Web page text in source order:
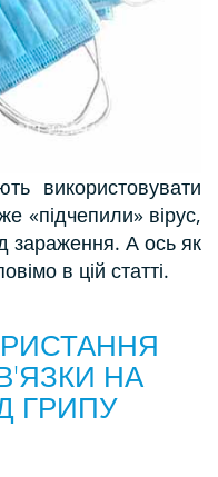
використовувати
«підчепили» вірус,
зараження. А ось як
в цій статті.
НА
ГРИПУ